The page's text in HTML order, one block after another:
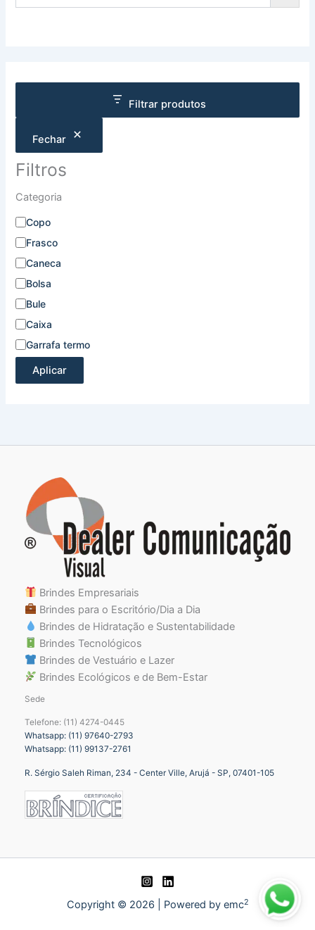
Filtrar produtos
Fechar
Filtros
Categoria
Copo
Frasco
Caneca
Bolsa
Bule
Caixa
Garrafa termo
Aplicar
Brindes Empresariais
Brindes para o Escritório/Dia a Dia
Brindes de Hidratação e Sustentabilidade
Brindes Tecnológicos
Brindes de Vestuário e Lazer
Brindes Ecológicos e de Bem-Estar
Sede
Telefone: (11) 4274-0445
Whatsapp: (11) 97640-2793
Whatsapp: (11) 99137-2761
R. Sérgio Saleh Riman, 234 - Center Ville, Arujá - SP, 07401-105
Copyright © 2026 | Powered by emc2